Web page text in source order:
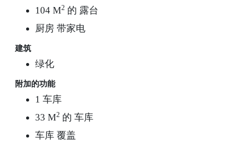
104 M2 的 露台
厨房 带家电
建筑
绿化
附加的功能
1 车库
33 M2 的 车库
车库 覆盖